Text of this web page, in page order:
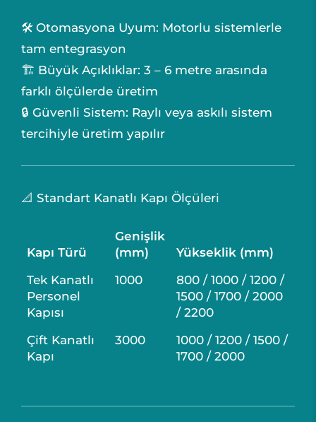
🛠️ Otomasyona Uyum: Motorlu sistemlerle
tam entegrasyon
🏗️ Büyük Açıklıklar: 3 – 6 metre arasında
farklı ölçülerde üretim
🔒 Güvenli Sistem: Raylı veya askılı sistem
tercihiyle üretim yapılır
📐 Standart Kanatlı Kapı Ölçüleri
Kapı Türü
Genişlik
(mm)
Yükseklik (mm)
Tek Kanatlı
Personel
Kapısı
1000
800 / 1000 / 1200 /
1500 / 1700 / 2000
/ 2200
Çift Kanatlı
Kapı
3000
1000 / 1200 / 1500 /
1700 / 2000